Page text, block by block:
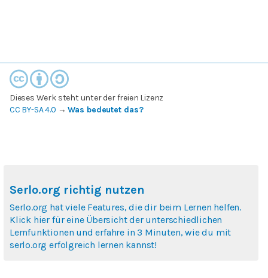
Dieses Werk steht unter der freien Lizenz
CC BY-SA 4.0 →Was bedeutet das?
Serlo.org richtig nutzen
Serlo.org hat viele Features, die dir beim Lernen helfen.
Klick hier für eine Übersicht der unterschiedlichen
Lernfunktionen und erfahre in 3 Minuten, wie du mit
serlo.org erfolgreich lernen kannst!